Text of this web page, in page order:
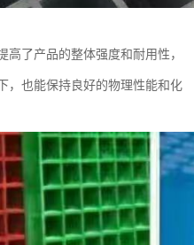
了产品的整体强度和耐用性，
，也能保持良好的物理性能和化